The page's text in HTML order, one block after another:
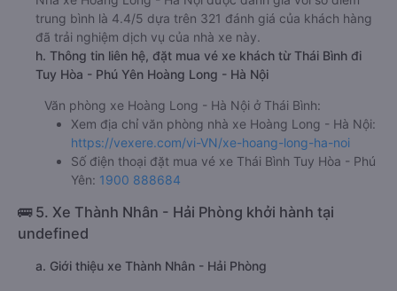
trung bình là 4.4/5 dựa trên 321 đánh giá của khách hàng
đã trải nghiệm dịch vụ của nhà xe này.
h. Thông tin liên hệ, đặt mua vé xe khách từ Thái Bình đi
Tuy Hòa - Phú Yên Hoàng Long - Hà Nội
Văn phòng xe Hoàng Long - Hà Nội ở Thái Bình:
Xem địa chỉ văn phòng nhà xe Hoàng Long - Hà Nội:
https://vexere.com/vi-VN/xe-hoang-long-ha-noi
Số điện thoại đặt mua vé xe Thái Bình Tuy Hòa - Phú
Yên: 1900 888684
🚌 5. Xe Thành Nhân - Hải Phòng khởi hành tại
undefined
a. Giới thiệu xe Thành Nhân - Hải Phòng